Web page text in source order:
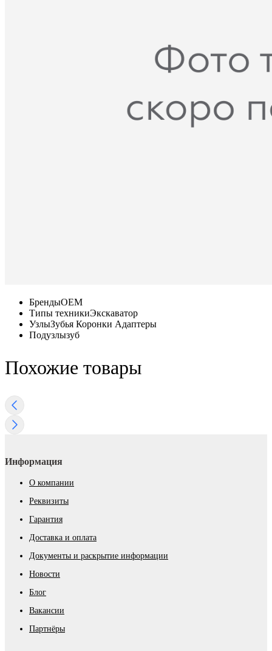
БрендыOEM
Типы техникиЭкскаватор
УзлыЗубья Коронки Адаптеры
Подузлызуб
Похожие товары
Информация
О компании
Реквизиты
Гарантия
Доставка и оплата
Документы и раскрытие информации
Новости
Блог
Вакансии
Партнёры